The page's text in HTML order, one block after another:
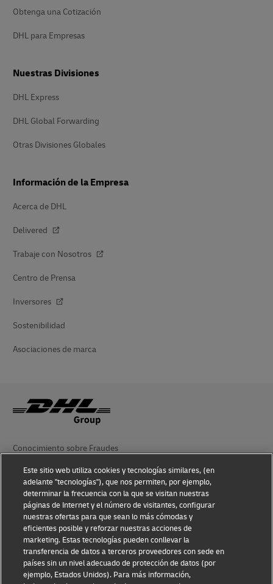
Obtenga una Cotización
DHL para Empresas
Nuestras Divisiones
DHL Express
DHL Global Forwarding
Otras Divisiones Globales
Información de la Empresa
Acerca de DHL
Delivered
Trabaje con Nosotros
Centro de Prensa
Inversores
Sostenibilidad
Asociaciones de marca
Conocimiento sobre Fraudes
Aviso Legal
Condiciones de Uso
Aviso de Privacidad
Información Adicional
Ajustes de cookies
Este sitio web utiliza cookies y tecnologías similares, (en
adelante "tecnologías"), que nos permiten, por ejemplo,
determinar la frecuencia con la que se visitan nuestras
páginas de Internet y el número de visitantes, configurar
nuestras ofertas para que sean lo más cómodas y
eficientes posible y reforzar nuestras acciones de
marketing. Estas tecnologías pueden conllevar la
transferencia de datos a terceros proveedores con sede en
países sin un nivel adecuado de protección de datos (por
ejemplo, Estados Unidos). Para más información,